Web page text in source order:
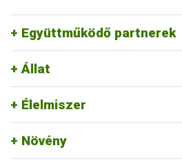
Együttműködő partnerek
Vám, Jövedéki és Adóügyi
(VJASZSZ)
Állat
Élelmiszer
Növény
Rendszerszervezési és
Igazgatóság ajánlott linkjei
Egységes Nyilvántartási
Felszín Alatti Vizekért
Kölcsönös Megfeleltetés